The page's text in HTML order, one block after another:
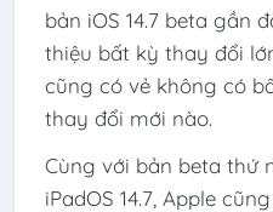
bản iOS 14.7 beta gần
thiệu bất kỳ thay đổi
cũng có vẻ không có
thay đổi mới nào.
Cùng với bản beta thứ
iPadOS 14.7, Apple